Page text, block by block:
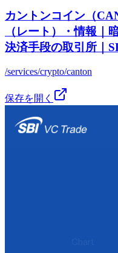
カントンコイン（
（レート）・情報｜
決済手段の取引所｜
/services/crypto/canton
保存を開く